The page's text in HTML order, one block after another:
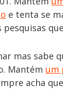
e tenta se
pesquisas
mas sabe
Mantém um
acha